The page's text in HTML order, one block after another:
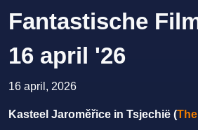
Fantastische
16 april '26
16 april, 2026
Kasteel Jaroměřice in Tsjechië (